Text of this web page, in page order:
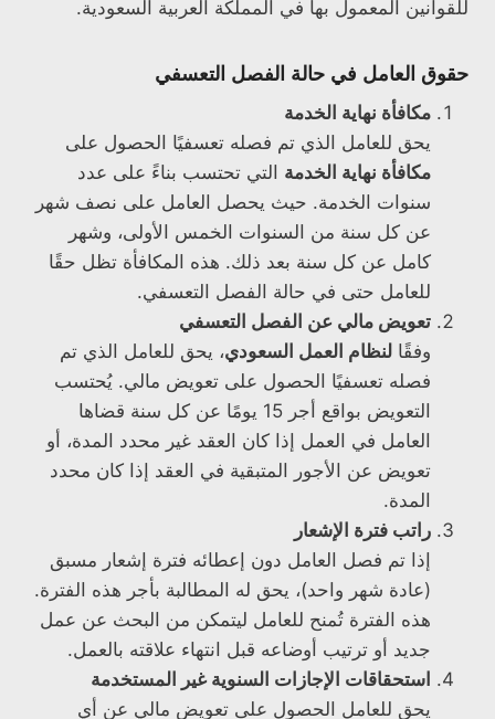
للقوانين المعمول بها في المملكة العربية السعودية.
حقوق العامل في حالة الفصل التعسفي
مكافأة نهاية الخدمة
يحق للعامل الذي تم فصله تعسفيًا الحصول على
مكافأة نهاية الخدمة التي تحتسب بناءً على عدد
سنوات الخدمة. حيث يحصل العامل على نصف شهر
عن كل سنة من السنوات الخمس الأولى، وشهر
كامل عن كل سنة بعد ذلك. هذه المكافأة تظل حقًا
للعامل حتى في حالة الفصل التعسفي.
تعويض مالي عن الفصل التعسفي
وفقًا لنظام العمل السعودي، يحق للعامل الذي تم
فصله تعسفيًا الحصول على تعويض مالي. يُحتسب
التعويض بواقع أجر 15 يومًا عن كل سنة قضاها
العامل في العمل إذا كان العقد غير محدد المدة، أو
تعويض عن الأجور المتبقية في العقد إذا كان محدد
المدة.
راتب فترة الإشعار
إذا تم فصل العامل دون إعطائه فترة إشعار مسبق
(عادة شهر واحد)، يحق له المطالبة بأجر هذه الفترة.
هذه الفترة تُمنح للعامل ليتمكن من البحث عن عمل
جديد أو ترتيب أوضاعه قبل انتهاء علاقته بالعمل.
استحقاقات الإجازات السنوية غير المستخدمة
يحق للعامل الحصول على تعويض مالي عن أي